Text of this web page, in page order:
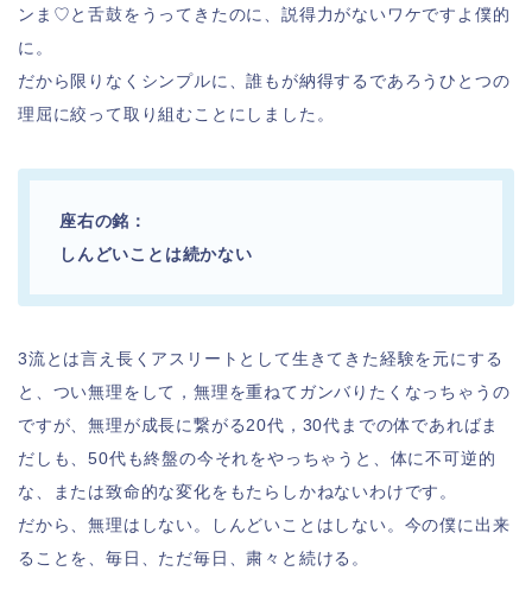
ンま♡と舌鼓をうってきたのに、説得力がないワケですよ僕的
に。
だから限りなくシンプルに、誰もが納得するであろうひとつの
理屈に絞って取り組むことにしました。
座右の銘：
しんどいことは続かない
3流とは言え長くアスリートとして生きてきた経験を元にする
と、つい無理をして，無理を重ねてガンバりたくなっちゃうの
ですが、無理が成長に繋がる20代，30代までの体であればま
だしも、50代も終盤の今それをやっちゃうと、体に不可逆的
な、または致命的な変化をもたらしかねないわけです。
だから、無理はしない。しんどいことはしない。今の僕に出来
ることを、毎日、ただ毎日、粛々と続ける。